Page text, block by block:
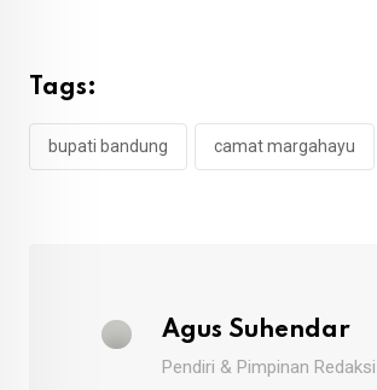
Tags:
bupati bandung camat margahayu
Agus Suhendar
Pendiri & Pimpinan Redaksi